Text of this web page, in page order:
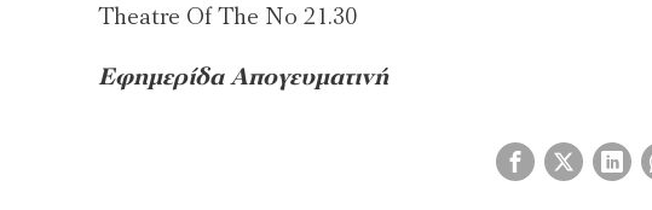
Theatre Of The No 21.30
Εφημερίδα Απογευματινή